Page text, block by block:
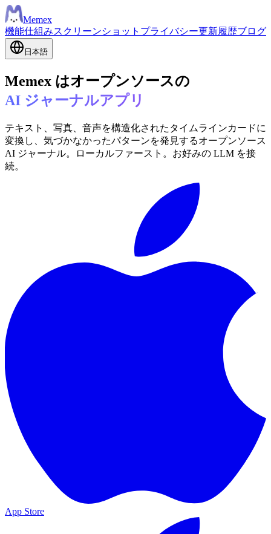
Memex
機能仕組みスクリーンショット プライバシー更新履歴ブログ
日本語
Memex はオープンソースの
AI ジャーナルアプリ
テキスト、写真、音声を構造化されたタイムラインカードに
変換し、気づかなかったパターンを発見するオープンソース
AI ジャーナル。ローカルファースト。お好みの LLM を接
続。
App Store